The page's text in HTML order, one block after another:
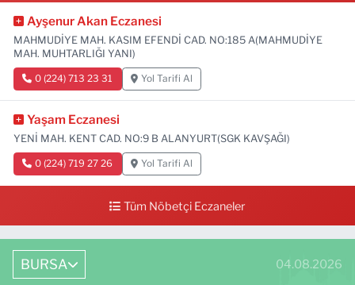
Ayşenur Akan Eczanesi
MAHMUDİYE MAH. KASIM EFENDİ CAD. NO:185 A(MAHMUDİYE
MAH. MUHTARLIĞI YANI)
0 (224) 713 23 31 Yol Tarifi Al
Yaşam Eczanesi
YENİ MAH. KENT CAD. NO:9 B ALANYURT(SGK KAVŞAĞI)
0 (224) 719 27 26 Yol Tarifi Al
Tüm Nöbetçi Eczaneler
BURSA 04.08.2026